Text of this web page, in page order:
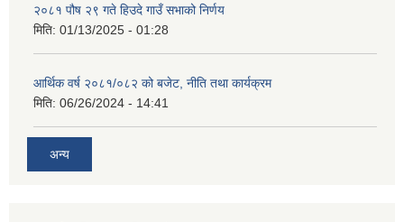
२०८१ पौष २९ गते हिउदे गाउँ सभाको निर्णय
मिति: 01/13/2025 - 01:28
आर्थिक वर्ष २०८१/०८२ को बजेट, नीति तथा कार्यक्रम
मिति: 06/26/2024 - 14:41
अन्य